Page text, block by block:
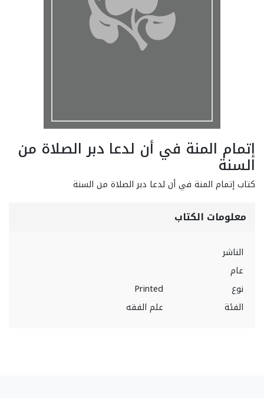
إتمام المنة في أن لدعا دبر الصلاة من
السنة
كتاب إتمام المنة في أن لدعا دبر الصلاة من السنة
معلومات الكتاب
الناشر
عام
نوع
Printed
الفئة
علم الفقه